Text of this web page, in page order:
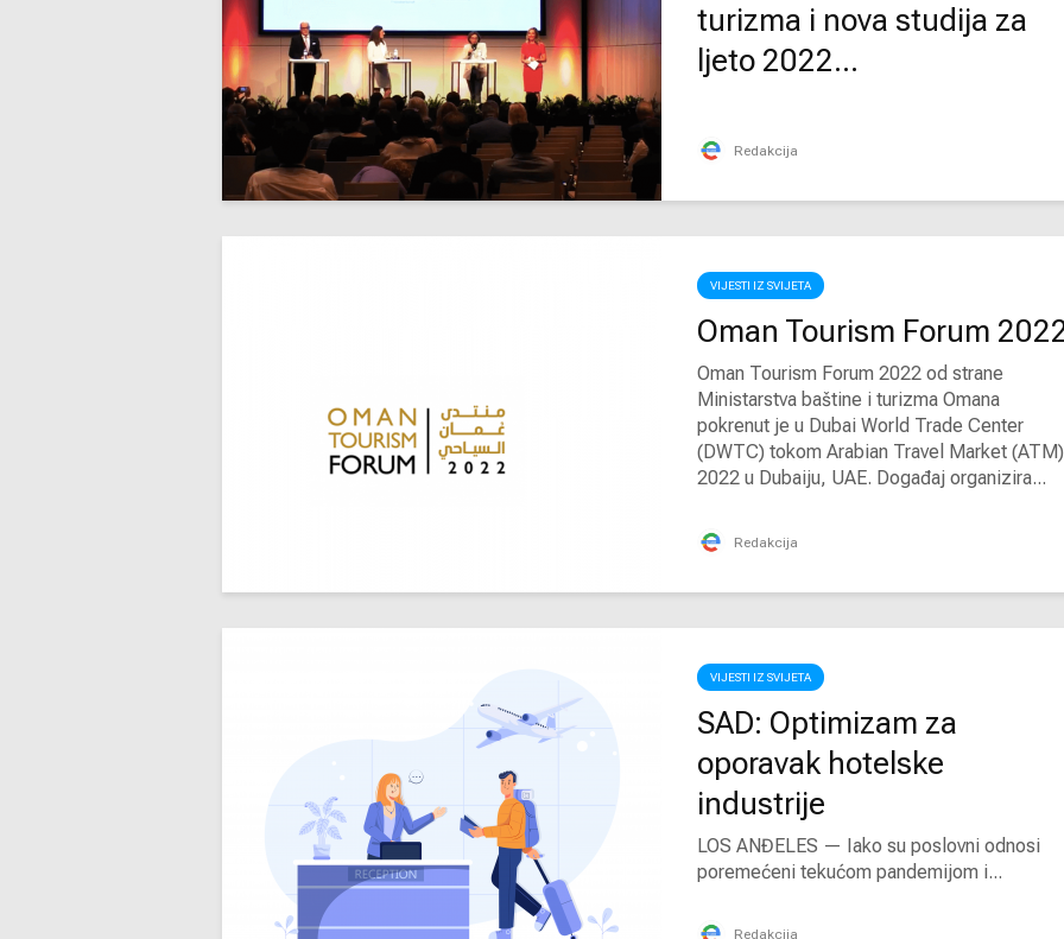
turizma i nova studija za
ljeto 2022...
Redakcija
VIJESTI IZ SVIJETA
Oman Tourism Forum
Oman Tourism Forum 2022 od strane
Ministarstva baštine i turizma Omana
pokrenut je u Dubai World Trade Center
(DWTC) tokom Arabian Travel Market (ATM)
2022 u Dubaiju, UAE. Događaj organizira...
Redakcija
VIJESTI IZ SVIJETA
SAD: Optimizam za
oporavak hotelske
industrije
LOS ANĐELES — Iako su poslovni odnosi
poremećeni tekućom pandemijom i...
Redakcija